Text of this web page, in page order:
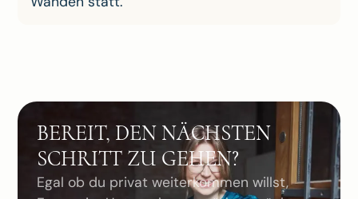
BEREIT, DEN NÄCHSTEN
SCHRITT ZU GEHEN?
Egal ob du privat weiterkommen willst,